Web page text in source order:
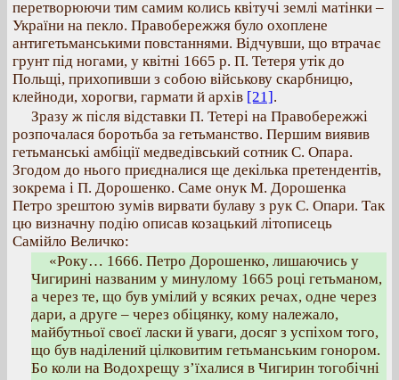
перетворюючи тим самим колись квітучі землі матінки –
України на пекло. Правобережжя було охоплене
антигетьманськими повстаннями. Відчувши, що втрачає
грунт під ногами, у квітні 1665 р. П. Тетеря утік до
Польщі, прихопивши з собою військову скарбницю,
клейноди, хорогви, гармати й архів [21].
Зразу ж після відставки П. Тетері на Правобережжі
розпочалася боротьба за гетьманство. Першим виявив
гетьманські амбіції медведівський сотник С. Опара.
Згодом до нього приєдналися ще декілька претендентів,
зокрема і П. Дорошенко. Саме онук М. Дорошенка
Петро зрештою зумів вирвати булаву з рук С. Опари. Так
цю визначну подію описав козацький літописець
Самійло Величко:
«Року… 1666. Петро Дорошенко, лишаючись у
Чигирині названим у минулому 1665 році гетьманом,
а через те, що був умілий у всяких речах, одне через
дари, а друге – через обіцянку, кому належало,
майбутньої своєї ласки й уваги, досяг з успіхом того,
що був наділений цілковитим гетьманським гонором.
Бо коли на Водохрещу з’їхалися в Чигирин тогобічні